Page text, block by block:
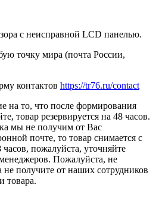
с неисправной LCD панелью.
точку мира (почта России,
контактов https://tr76.ru/contact
на то, что после формирования
товар резервируется на 48 часов.
мы не получим от Вас
почте, то товар снимается с
пожалуйста, уточняйте
Пожалуйста, не
не получите от наших сотрудников
товара.